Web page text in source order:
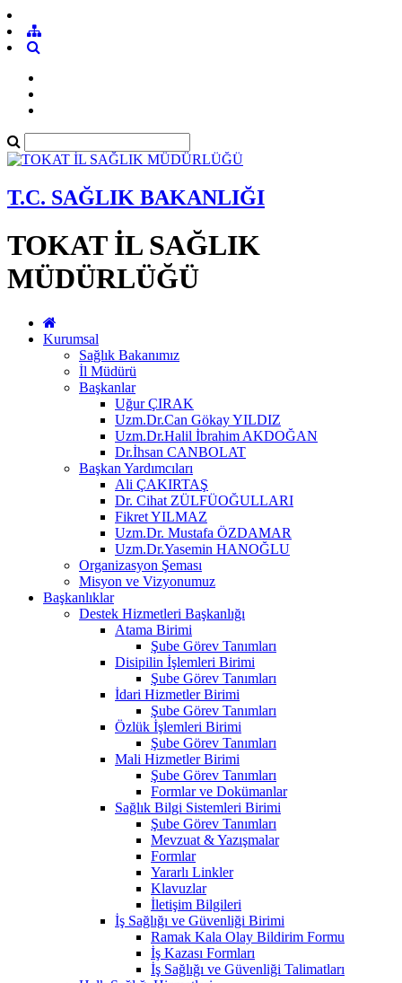
T.C. SAĞLIK BAKANLIĞI
TOKAT İL SAĞLIK
MÜDÜRLÜĞÜ
Kurumsal
Sağlık Bakanımız
İl Müdürü
Başkanlar
Uğur ÇIRAK
Uzm.Dr.Can Gökay YILDIZ
Uzm.Dr.Halil İbrahim AKDOĞAN
Dr.İhsan CANBOLAT
Başkan Yardımcıları
Ali ÇAKIRTAŞ
Dr. Cihat ZÜLFÜOĞULLARI
Fikret YILMAZ
Uzm.Dr. Mustafa ÖZDAMAR
Uzm.Dr.Yasemin HANOĞLU
Organizasyon Şeması
Misyon ve Vizyonumuz
Başkanlıklar
Destek Hizmetleri Başkanlığı
Atama Birimi
Şube Görev Tanımları
Disipilin İşlemleri Birimi
Şube Görev Tanımları
İdari Hizmetler Birimi
Şube Görev Tanımları
Özlük İşlemleri Birimi
Şube Görev Tanımları
Mali Hizmetler Birimi
Şube Görev Tanımları
Formlar ve Dokümanlar
Sağlık Bilgi Sistemleri Birimi
Şube Görev Tanımları
Mevzuat & Yazışmalar
Formlar
Yararlı Linkler
Klavuzlar
İletişim Bilgileri
İş Sağlığı ve Güvenliği Birimi
Ramak Kala Olay Bildirim Formu
İş Kazası Formları
İş Sağlığı ve Güvenliği Talimatları